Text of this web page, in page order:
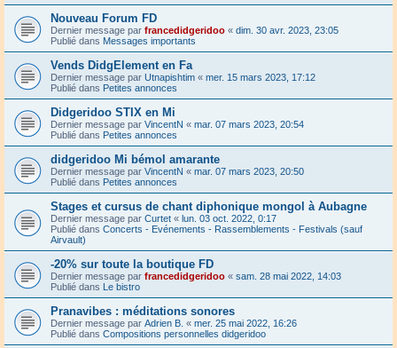
Nouveau Forum FD
Dernier message par francedidgeridoo « dim. 30 avr. 2023, 23:05
Publié dans Messages importants
Vends DidgElement en Fa
Dernier message par Utnapishtim « mer. 15 mars 2023, 17:12
Publié dans Petites annonces
Didgeridoo STIX en Mi
Dernier message par VincentN « mar. 07 mars 2023, 20:54
Publié dans Petites annonces
didgeridoo Mi bémol amarante
Dernier message par VincentN « mar. 07 mars 2023, 20:50
Publié dans Petites annonces
Stages et cursus de chant diphonique mongol à Aubagne
Dernier message par Curtet « lun. 03 oct. 2022, 0:17
Publié dans Concerts - Evénements - Rassemblements - Festivals (sauf
Airvault)
-20% sur toute la boutique FD
Dernier message par francedidgeridoo « sam. 28 mai 2022, 14:03
Publié dans Le bistro
Pranavibes : méditations sonores
Dernier message par Adrien B. « mer. 25 mai 2022, 16:26
Publié dans Compositions personnelles didgeridoo